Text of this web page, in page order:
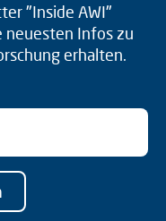
"Inside AWI"
neuesten Infos zu
erhalten.